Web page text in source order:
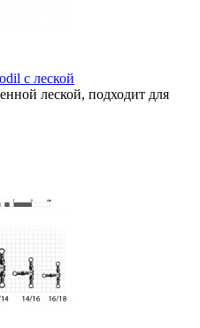
c леской
леской, подходит для